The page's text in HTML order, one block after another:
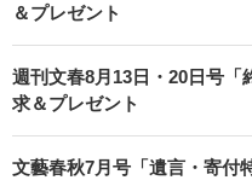
＆プレゼント
週刊文春8月13日・20日号
求＆プレゼント
文藝春秋7月号「遺言・寄付